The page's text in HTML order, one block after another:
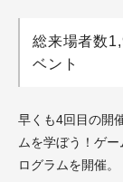
総来場者数
ベント
早くも4回目の開
ムを学ぼう！ゲ
ログラムを開催。